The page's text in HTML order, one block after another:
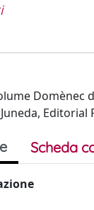
Domènec
Editorial
Scheda